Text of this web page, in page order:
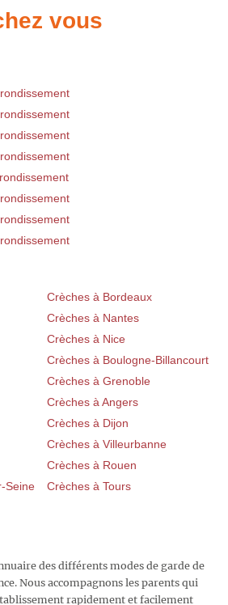
vous
Crèches à Bordeaux
Crèches à Nantes
Crèches à Nice
Crèches à Boulogne-Billancourt
Crèches à Grenoble
Crèches à Angers
Crèches à Dijon
Crèches à Villeurbanne
Crèches à Rouen
Seine
Crèches à Tours
des différents modes de garde de
Nous accompagnons les parents qui
rapidement et facilement